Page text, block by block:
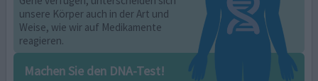
unsere Körper auch in der Art und
Weise, wie wir auf Medikamente
reagieren.
Machen Sie den DNA-Test!